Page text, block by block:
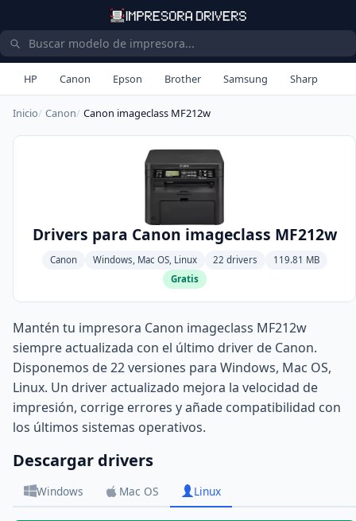
HP Canon Epson Brother Samsung Sharp
Inicio Canon Canon imageclass MF212w
Drivers para Canon imageclass MF212w
Canon Windows, Mac OS, Linux 22 drivers
119.81 MB
Gratis
Mantén tu impresora Canon imageclass MF212w
siempre actualizada con el último driver de Canon.
Disponemos de 22 versiones para Windows, Mac OS,
Linux. Un driver actualizado mejora la velocidad de
impresión, corrige errores y añade compatibilidad con
los últimos sistemas operativos.
Descargar drivers
Windows Mac OS Linux